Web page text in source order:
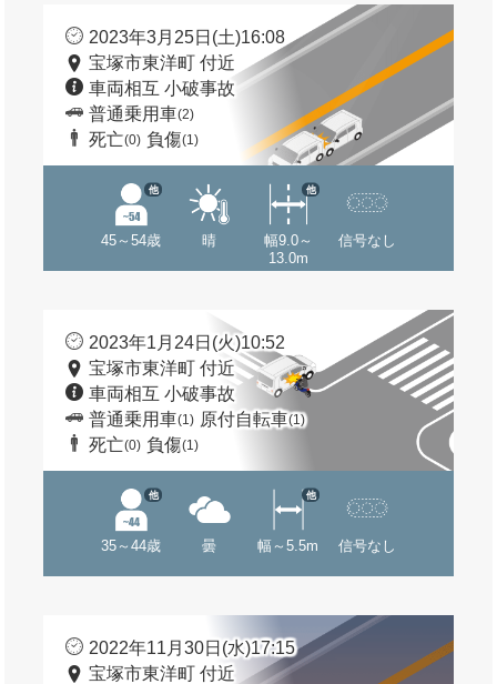
2023年3月25日(土)16:08
宝塚市東洋町 付近
車両相互 小破事故
普通乗用車(2)
死亡(0) 負傷(1)
45～54歳
他
晴
幅9.0～
13.0m
他
信号なし
2023年1月24日(火)10:52
宝塚市東洋町 付近
車両相互 小破事故
普通乗用車(1) 原付自転車(1)
死亡(0) 負傷(1)
35～44歳
他
曇 幅～5.5m
他
信号なし
2022年11月30日(水)17:15
宝塚市東洋町 付近